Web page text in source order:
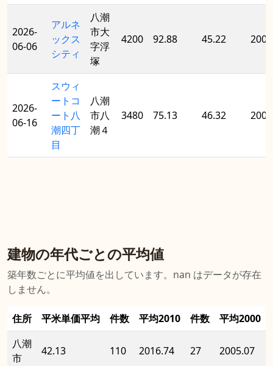
2026-
06-06
アルネ
ックス
シティ
八潮
市大
字浮
塚
4200 92.88 45.22 2007
2026-
06-16
スウィ
ートコ
ート八
潮四丁
目
八潮
市八
潮４
3480 75.13 46.32 2001
建物の年代ごとの平均値
築年数ごとに平均値を出しています。nan はデータが存在
しません。
住所 平米単価平均 件数 平均2010 件数 平均2000
八潮
市
42.13 110 2016.74 27 2005.07